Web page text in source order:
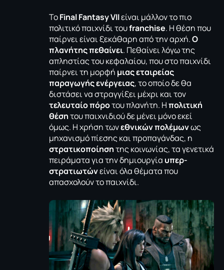
ΤοFinal Fantasy VIIείναι μάλλον το πιο
πολιτικό παιχνίδι τουfranchise. Η θέση που
παίρνει είναι ξεκάθαρη από την αρχή.Ο
πλανήτης πεθαίνει. Πεθαίνει λόγω της
απληστίας του κεφαλαίου, που στο παιχνίδι
παίρνει τη μορφή μιας εταιρείας
παραγωγής ενέργειας, το οποίο δε θα
διστάσει να στραγγίξει μέχρι και τον
τελευταίο πόροτου πλανήτη. Ηπολιτική
θέσητου παιχνιδιού δε μένει μόνο εκεί
όμως. Η χρήση τωνεθνικών πολέμωνως
μηχανισμό πίεσης και προπαγάνδας, η
στρατικοποίησητης κοινωνίας, τα γενετικά
πειράματα για την δημιουργία υπερ-
στρατιωτώνείναι όλα θέματα που
απασχολούν το παιχνίδι.